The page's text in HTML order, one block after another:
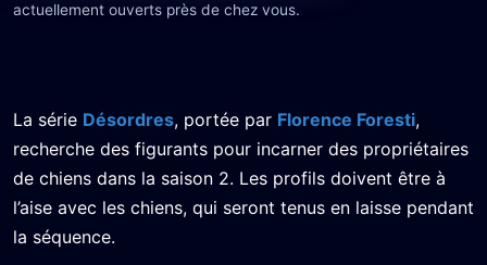
actuellement ouverts près de chez vous.
La série Désordres, portée par Florence Foresti,
recherche des figurants pour incarner des propriétaires
de chiens dans la saison 2. Les profils doivent être à
l’aise avec les chiens, qui seront tenus en laisse pendant
la séquence.